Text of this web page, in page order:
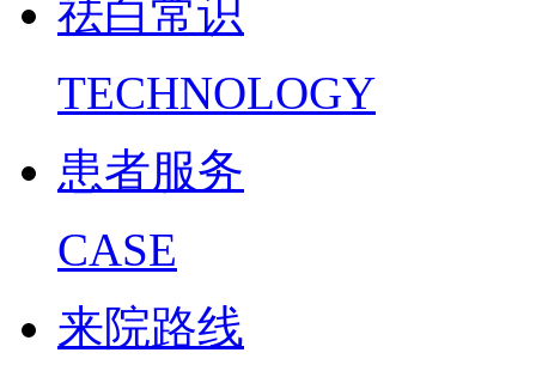
祛白常识
TECHNOLOGY
患者服务
CASE
来院路线